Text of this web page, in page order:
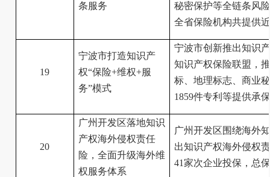
条服务
秘密保护等全链条风
全省保险机构共提供
19
宁波市打造知识产
权“保险+维权+服
务”模式
宁波市创新推出知识
知识产权保险联盟，
标、地理标志、商业
1859件专利等提供承
20
广州开发区落地知识
产权海外侵权责任
险，全面升级海外维
权服务体系
广州开发区围绕海外
出知识产权海外侵权
41家次企业投保，总